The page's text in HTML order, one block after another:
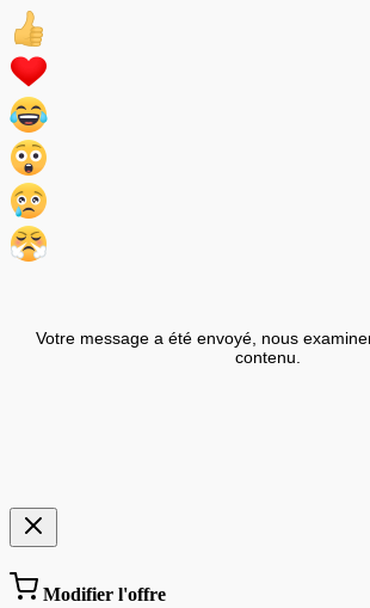
Votre message a été envoyé, nous
contenu.
Modifier l'offre